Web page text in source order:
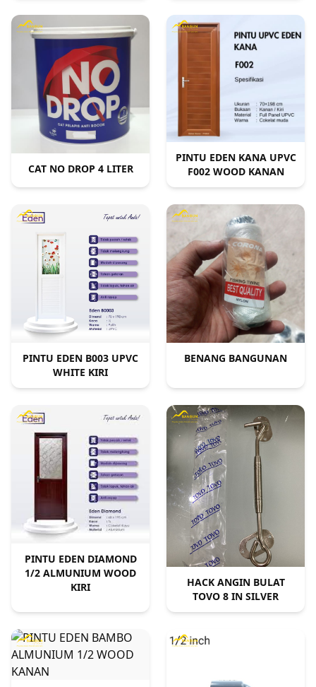
CAT NO DROP 4 LITER
PINTU EDEN KANA UPVC
F002 WOOD KANAN
PINTU EDEN B003 UPVC
WHITE KIRI
BENANG BANGUNAN
PINTU EDEN DIAMOND
1/2 ALMUNIUM WOOD
KIRI
HACK ANGIN BULAT
TOVO 8 IN SILVER